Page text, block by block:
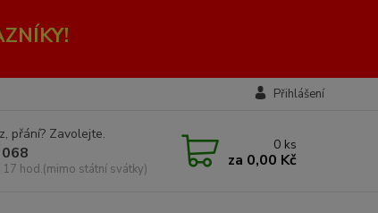
Přihlášení
přání? Zavolejte.
17 hod.(mimo státní svátky)
0 ks
za 0,00 Kč